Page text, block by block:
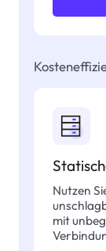
Nutzen
mit